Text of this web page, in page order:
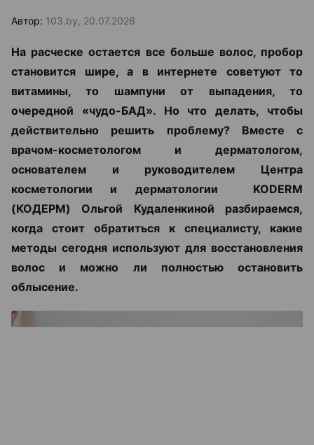
Автор: 103.by, 20.07.2026
На расческе остается все больше волос, пробор
становится шире, а в интернете советуют то
витамины, то шампуни от выпадения, то
очередной «чудо-БАД». Но что делать, чтобы
действительно решить проблему? Вместе с
врачом-косметологом и дерматологом,
основателем и руководителем Центра
косметологии и дерматологии KODERM
(КОДЕРМ) Ольгой Кудаленкиной разбираемся,
когда стоит обратиться к специалисту, какие
методы сегодня используют для восстановления
волос и можно ли полностью остановить
облысение.